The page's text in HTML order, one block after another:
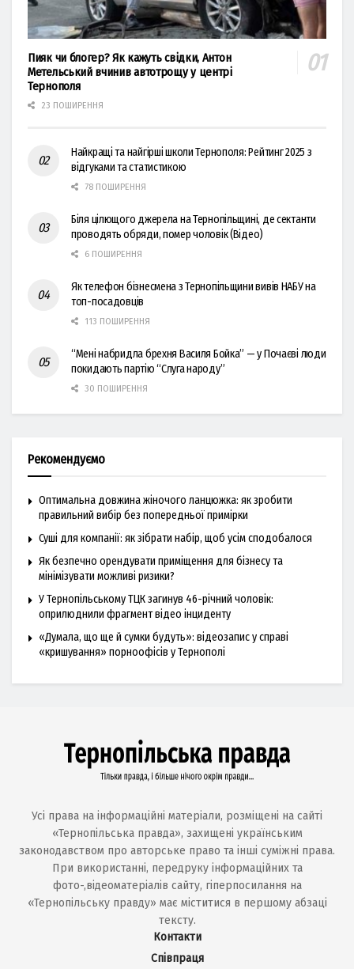
Пияк чи блогер? Як кажуть свідки, Антон
Метельський вчинив автотрощу у центрі
Тернополя
23 ПОШИРЕННЯ
Найкращі та найгірші школи Тернополя: Рейтинг 2025 з
відгуками та статистикою
78 ПОШИРЕННЯ
Біля цілющого джерела на Тернопільщині, де сектанти
проводять обряди, помер чоловік (Відео)
6 ПОШИРЕННЯ
Як телефон бізнесмена з Тернопільщини вивів НАБУ на
топ-посадовців
113 ПОШИРЕННЯ
“Мені набридла брехня Василя Бойка” — у Почаєві люди
покидають партію “Слуга народу”
30 ПОШИРЕННЯ
Рекомендуємо
Оптимальна довжина жіночого ланцюжка: як зробити
правильний вибір без попередньої примірки
Суші для компанії: як зібрати набір, щоб усім сподобалося
Як безпечно орендувати приміщення для бізнесу та
мінімізувати можливі ризики?
У Тернопільському ТЦК загинув 46-річний чоловік:
оприлюднили фрагмент відео інциденту
«Думала, що ще й сумки будуть»: відеозапис у справі
«кришування» порноофісів у Тернополі
Усі права на інформаційні матеріали, розміщені на сайті
«Тернопільська правда», захищені українським
законодавством про авторське право та інші суміжні права.
При використанні, передруку інформаційних та
фото-,відеоматеріалів сайту, гіперпосилання на
«Тернопільську правду» має міститися в першому абзаці
тексту.
Контакти
Співпраця